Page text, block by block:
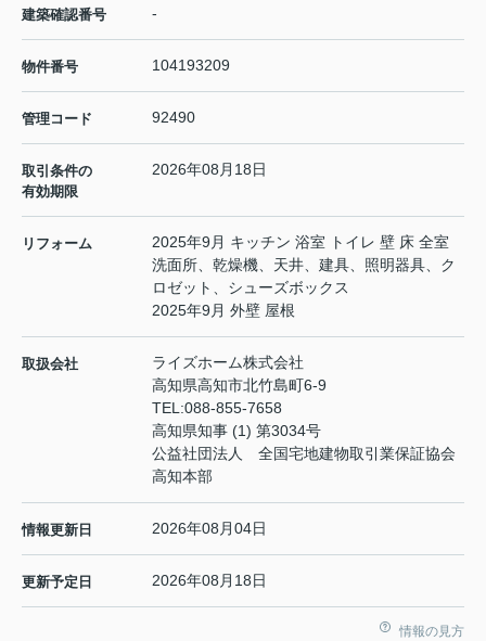
建築確認番号 -
物件番号 104193209
管理コード 92490
取引条件の
有効期限
2026年08月18日
リフォーム
2025年9月 キッチン 浴室 トイレ 壁 床 全室
洗面所、乾燥機、天井、建具、照明器具、ク
ロゼット、シューズボックス
2025年9月 外壁 屋根
取扱会社
ライズホーム株式会社
高知県高知市北竹島町6-9
TEL:088-855-7658
高知県知事 (1) 第3034号
公益社団法人 全国宅地建物取引業保証協会
高知本部
情報更新日 2026年08月04日
更新予定日 2026年08月18日
情報の見方